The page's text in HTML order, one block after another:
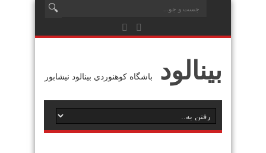
بينالود باشگاه كوهنوردي بينالود نيشابور